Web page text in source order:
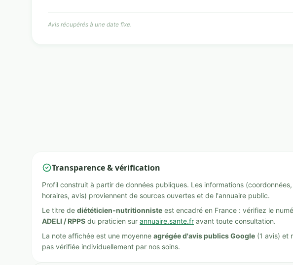
Avis récupérés à une date fixe.
Transparence & vérification
Profil construit à partir de données publiques. Les informations (coordonnées,
horaires, avis) proviennent de sources ouvertes et de l'annuaire public.
Le titre de diététicien-nutritionniste est encadré en France : vérifiez le
ADELI / RPPS du praticien sur annuaire.sante.fr avant toute consultation.
La note affichée est une moyenne agrégée d'avis publics Google (1 avis) et
pas vérifiée individuellement par nos soins.